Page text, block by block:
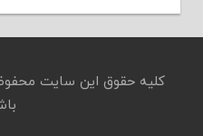
کلیه حقوق این سایت محفوظ